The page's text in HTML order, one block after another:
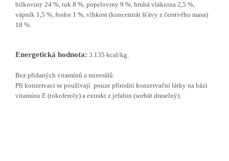
bílkoviny 24 %, tuk 8 %, popeloviny 9 %, hrubá vláknina 2,5 %,
vápník 1,5 %, fosfor 1 %, vlhkost (koncentrát šťávy z čerstvého masa)
18 %.
Energetická hodnota: 3.135 kcal/kg.
Bez přidaných vitamínů a minerálů.
Při konzervaci se používají pouze přírodní konzervační látky na bázi
vitamínu E (tokoferoly) a extrakt z jeřabin (sorbát draselný).